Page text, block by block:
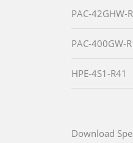
PAC-42GHW-
PAC-400GW-
HPE-4S1-R41
Download